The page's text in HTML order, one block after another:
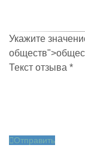
Укажите
обществ">
Текст отзыва *
Отправить